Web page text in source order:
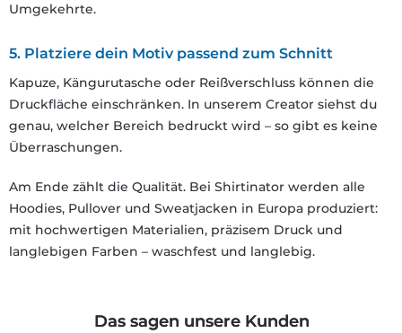
Umgekehrte.
5. Platziere dein Motiv passend zum Schnitt
Kapuze, Kängurutasche oder Reißverschluss können die
Druckfläche einschränken. In unserem Creator siehst du
genau, welcher Bereich bedruckt wird – so gibt es keine
Überraschungen.
Am Ende zählt die Qualität. Bei Shirtinator werden alle
Hoodies, Pullover und Sweatjacken in Europa produziert:
mit hochwertigen Materialien, präzisem Druck und
langlebigen Farben – waschfest und langlebig.
Das sagen unsere Kunden